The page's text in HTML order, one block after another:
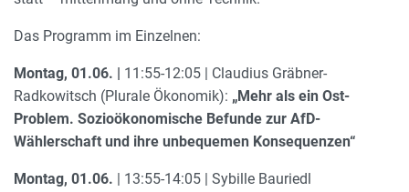
Das Programm im Einzelnen:
Montag, 01.06. | 11:55-12:05 | Claudius Gräbner-
Radkowitsch (Plurale Ökonomik): „Mehr als ein Ost-
Problem. Sozioökonomische Befunde zur AfD-
Wählerschaft und ihre unbequemen Konsequenzen“
Montag, 01.06. | 13:55-14:05 | Sybille Bauriedl